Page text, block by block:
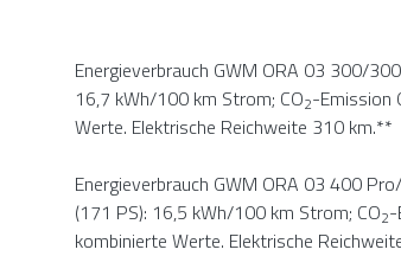
Energieverbrauch GWM ORA 03 300/
16,7 kWh/100 km Strom; CO2-Emission
Werte. Elektrische Reichweite 310 km.**
Energieverbrauch GWM ORA 03 400
(171 PS): 16,5 kWh/100 km Strom; CO2-
kombinierte Werte. Elektrische